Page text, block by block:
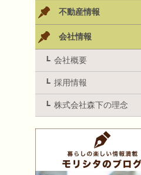
不動産情報
会社情報
会社概要
採用情報
株式会社森下の理念